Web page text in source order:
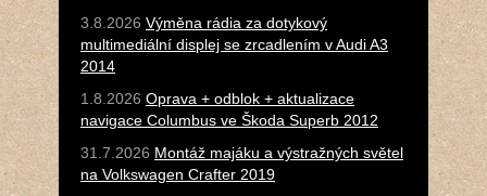
3.8.2026 Výměna rádia za dotykový
multimediální displej se zrcadlením v Audi A3
2014
1.8.2026 Oprava + odblok + aktualizace
navigace Columbus ve Škoda Superb 2012
31.7.2026 Montáž majáku a výstražných světel
na Volkswagen Crafter 2019